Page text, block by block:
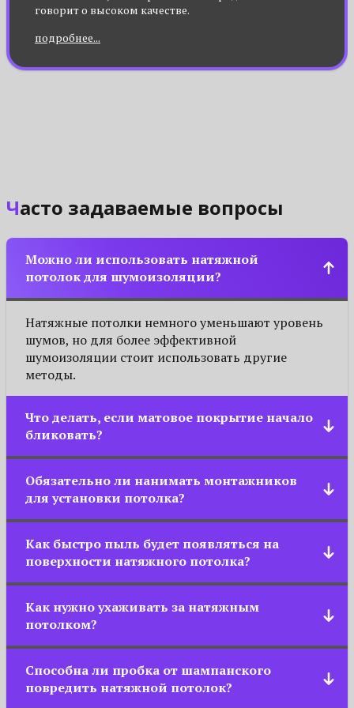
говорит о высоком качестве.
подробнее...
Часто задаваемые вопросы
Можно ли использовать натяжной
потолок для шумоизоляции?
Натяжные потолки немного уменьшают уровень
шумов, но для более эффективной
шумоизоляции стоит использовать другие
методы.
Что делать, если матовое покрытие начало
бликовать?
поверхность не должна казаться глянцевой даже
спустя 5 лет эксплуатации.
Обязательно ли нанимать монтажников
для установки потолка?
при работе со светильниками лучше довериться
электромонтеру, так как работать с
электричеством без навыков очень опасно!
Как быстро пыль будет появляться на
поверхности натяжного потолка?
зависит от типа помещения и его
месторасположения. Если пользователь заметит
какие-то загрязнения, то он сможет убрать их
самостоятельно.
Как нужно ухаживать за натяжным
потолком?
легко чистятся. При необходимости используют
моющие средства, не содержащие
Способна ли пробка от шампанского
повредить натяжной потолок?